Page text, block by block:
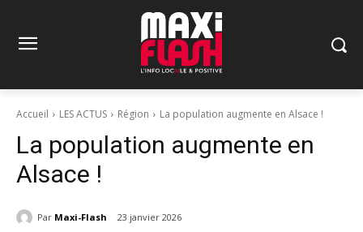
Accueil LES ACTUS Région La population augmente en Alsace !
La population augmente en
Alsace !
Par Maxi-Flash 23 janvier 2026